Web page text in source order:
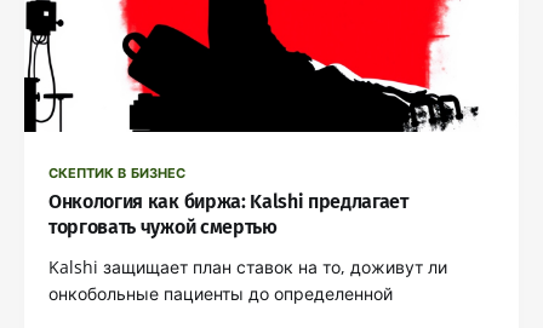
СКЕПТИК В БИЗНЕС
Онкология как биржа: Kalshi предлагает
торговать чужой смертью
Kalshi защищает план ставок на то, доживут ли
онкобольные пациенты до определенной